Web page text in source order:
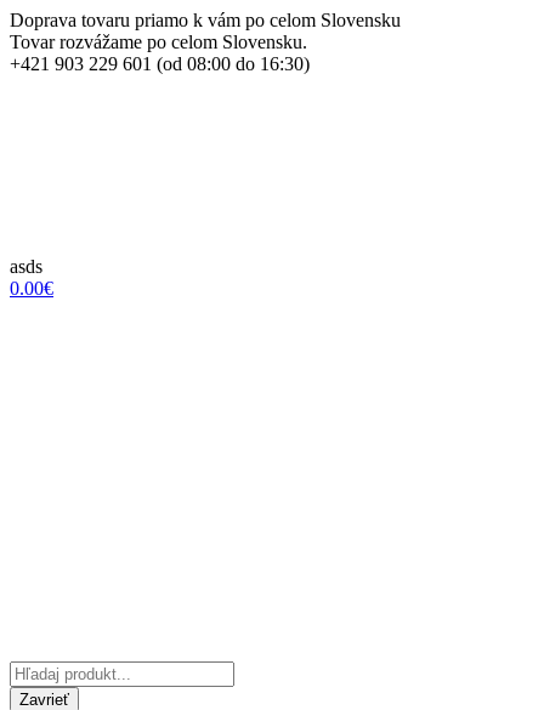
Doprava tovaru priamo k vám po celom Slovensku
Tovar rozvážame po celom Slovensku.
+421 903 229 601 (od 08:00 do 16:30)
asds
0.00€
Zavrieť